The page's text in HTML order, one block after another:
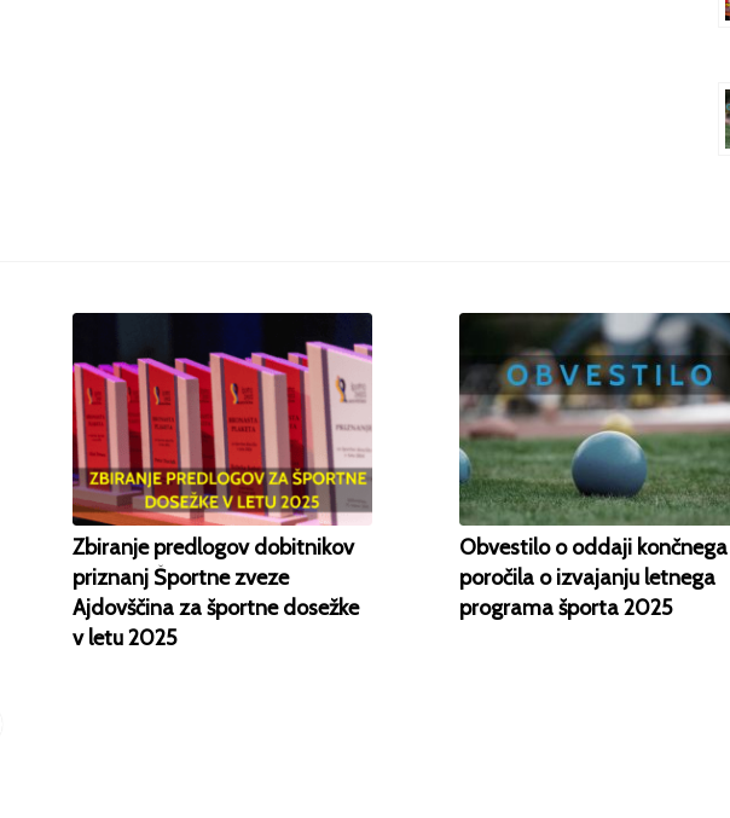
Zbiranje predlogov dobitnikov
priznanj Športne zveze
Ajdovščina za športne dosežke
v letu 2025
Obvestilo o oddaji končnega
poročila o izvajanju letnega
programa športa 2025